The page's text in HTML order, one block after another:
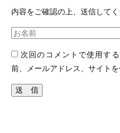
内容をご確認の上、送信してく
次回のコメントで使用す
前、メールアドレス、サイトを